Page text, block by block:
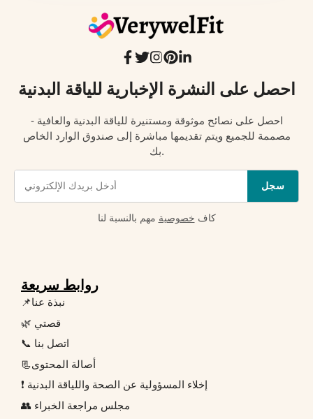
احصل على النشرة الإخبارية للياقة البدنية
احصل على نصائح موثوقة ومستنيرة للياقة البدنية والعافية -
مصممة للجميع ويتم تقديمها مباشرة إلى صندوق الوارد الخاص
بك.
سجل
كاف خصوصية مهم بالنسبة لنا
روابط سريعة
📌نبذة عنا
🌿 قصتي
📞 اتصل بنا
📃أصالة المحتوى
❗ إخلاء المسؤولية عن الصحة واللياقة البدنية
👥 مجلس مراجعة الخبراء